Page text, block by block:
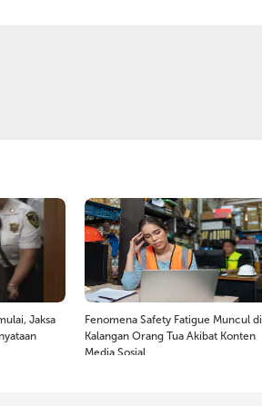
Jaksa
Fenomena Safety Fatigue Muncul di
Kalangan Orang Tua Akibat Konten
Media Sosial